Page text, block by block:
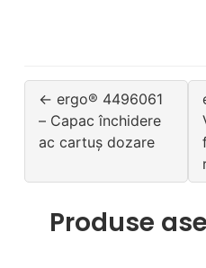
← ergo® 4496061
– Capac închidere
ac cartuș dozare
Produse